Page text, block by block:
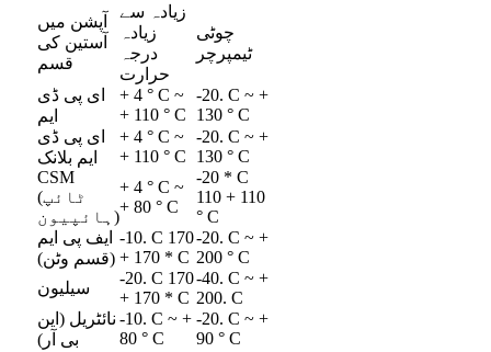
آپشن میں
آستین کی
قسم
زیادہ سے
زیادہ
درجہ
حرارت
چوٹی
ٹیمپرچر
ای پی ڈی
ایم
+ 4 ° C ~
+ 110 ° C
-20. C ~ +
130 ° C
ای پی ڈی
ایم بلانک
+ 4 ° C ~
+ 110 ° C
-20. C ~ +
130 ° C
CSM
(ٹائپ
ہائپیون)
+ 4 ° C ~
+ 80 ° C
-20 * C
110 + 110
° C
ایف پی ایم
(قسم وٹن)
-10. C 170
+ 170 * C
-20. C ~ +
200 ° C
سیلیون
-20. C 170
+ 170 * C
-40. C ~ +
200. C
نائٹریل (این
بی آر)
-10. C ~ +
80 ° C
-20. C ~ +
90 ° C